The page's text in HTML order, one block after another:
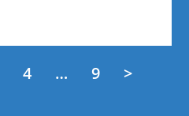
4 … 9 >